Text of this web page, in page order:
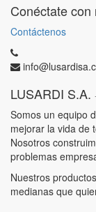
Conéctate con
Contáctenos
LUSARDI S.A.
Somos un equipo
mejorar la vida de
Nosotros
problemas
Nuestros
medianas que